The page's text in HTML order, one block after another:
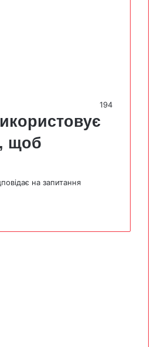
194
щоб
на запитання